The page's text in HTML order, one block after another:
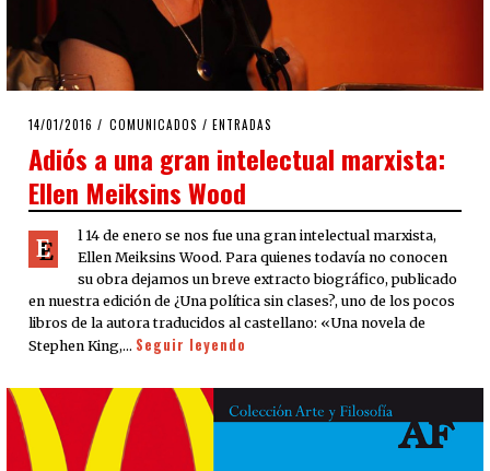
POSTED
14/01/2016 17/01/2016
COMUNICADOS / ENTRADAS
Adiós a una gran intelectual marxista:
Ellen Meiksins Wood
E
l 14 de enero se nos fue una gran intelectual marxista,
Ellen Meiksins Wood. Para quienes todavía no conocen
su obra dejamos un breve extracto biográfico, publicado
en nuestra edición de ¿Una política sin clases?, uno de los pocos
libros de la autora traducidos al castellano: «Una novela de
Stephen King,… Seguir leyendo